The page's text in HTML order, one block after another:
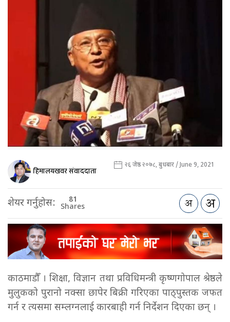
हिमालयखवर संवाददाता २६ जेष्ठ २०७८, बुधबार / June 9, 2021
शेयर गर्नुहोस: 81
Shares
काठमाडौँ । शिक्षा, विज्ञान तथा प्रविधिमन्त्री कृष्णगोपाल श्रेष्ठले
मुलुकको पुरानो नक्सा छापेर बिक्री गरिएका पाठ्पुस्तक जफत
गर्न र त्यसमा सम्लग्नलाई कारबाही गर्न निर्देशन दिएका छन् ।